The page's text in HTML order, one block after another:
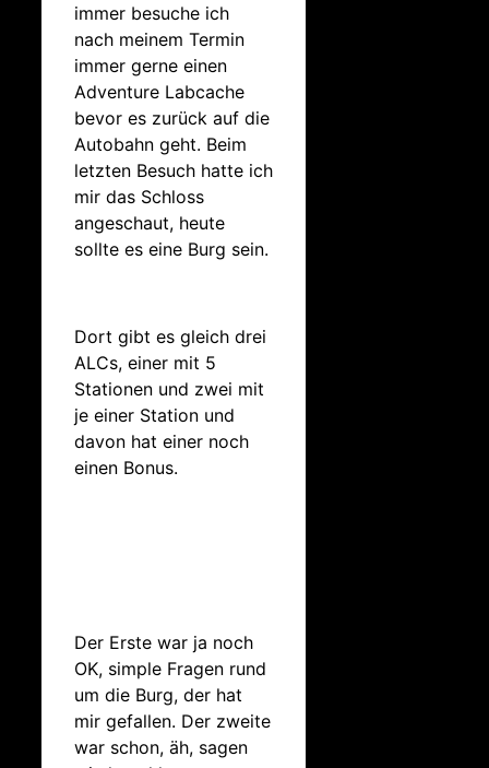
immer besuche ich
nach meinem Termin
immer gerne einen
Adventure Labcache
bevor es zurück auf die
Autobahn geht. Beim
letzten Besuch hatte ich
mir das Schloss
angeschaut, heute
sollte es eine Burg sein.
Dort gibt es gleich drei
ALCs, einer mit 5
Stationen und zwei mit
je einer Station und
davon hat einer noch
einen Bonus.
Der Erste war ja noch
OK, simple Fragen rund
um die Burg, der hat
mir gefallen. Der zweite
war schon, äh, sagen